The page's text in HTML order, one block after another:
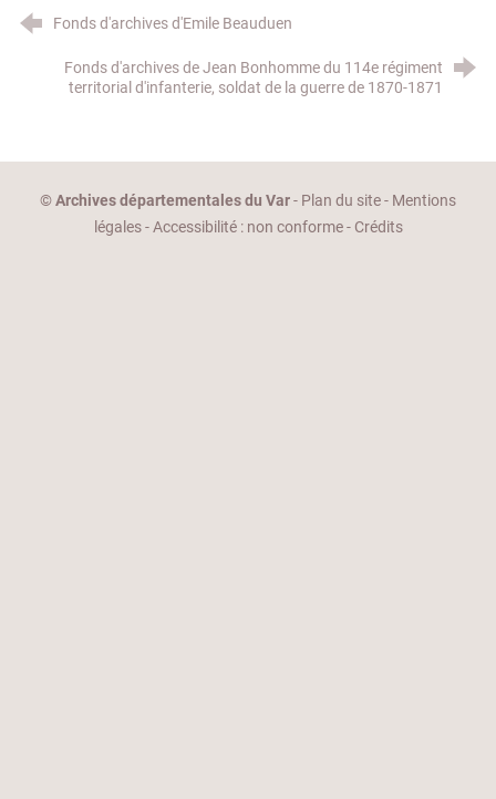
Fonds d'archives d'Emile Beauduen
Fonds d'archives de Jean Bonhomme du 114e régiment
territorial d'infanterie, soldat de la guerre de 1870-1871
©Archives départementales du Var- Plan du site- Mentions
légales-Accessibilité : non conforme- Crédits